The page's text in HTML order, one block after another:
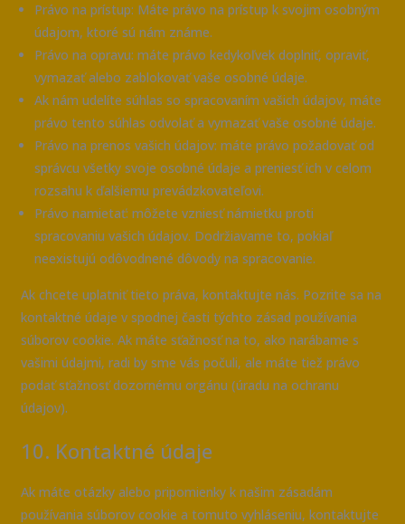
Právo na prístup: Máte právo na prístup k svojim osobným
údajom, ktoré sú nám známe.
Právo na opravu: máte právo kedykoľvek doplniť, opraviť,
vymazať alebo zablokovať vaše osobné údaje.
Ak nám udelíte súhlas so spracovaním vašich údajov, máte
právo tento súhlas odvolať a vymazať vaše osobné údaje.
Právo na prenos vašich údajov: máte právo požadovať od
správcu všetky svoje osobné údaje a preniesť ich v celom
rozsahu k ďalšiemu prevádzkovateľovi.
Právo namietať: môžete vzniesť námietku proti
spracovaniu vašich údajov. Dodržiavame to, pokiaľ
neexistujú odôvodnené dôvody na spracovanie.
Ak chcete uplatniť tieto práva, kontaktujte nás. Pozrite sa na
kontaktné údaje v spodnej časti týchto zásad používania
súborov cookie. Ak máte sťažnosť na to, ako narábame s
vašimi údajmi, radi by sme vás počuli, ale máte tiež právo
podať sťažnosť dozornému orgánu (úradu na ochranu
údajov).
10. Kontaktné údaje
Ak máte otázky alebo pripomienky k našim zásadám
používania súborov cookie a tomuto vyhláseniu, kontaktujte